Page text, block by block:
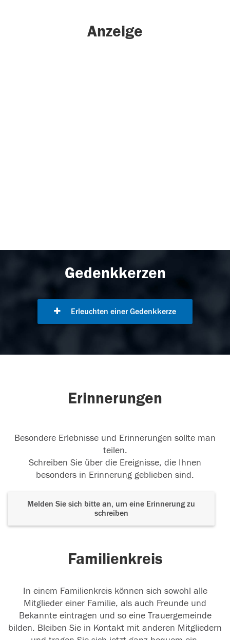
Anzeige
Gedenkkerzen
Erleuchten einer Gedenkkerze
Erinnerungen
Besondere Erlebnisse und Erinnerungen sollte man
teilen.
Schreiben Sie über die Ereignisse, die Ihnen
besonders in Erinnerung geblieben sind.
Melden Sie sich bitte an, um eine Erinnerung zu
schreiben
Familienkreis
In einem Familienkreis können sich sowohl alle
Mitglieder einer Familie, als auch Freunde und
Bekannte eintragen und so eine Trauergemeinde
bilden. Bleiben Sie in Kontakt mit anderen Mitgliedern